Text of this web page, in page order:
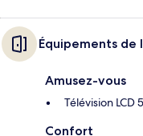
Équipements de
Amusez-vous
Télévision LCD
Confort